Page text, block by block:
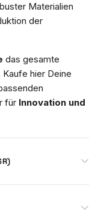
Materialien
der
das gesamte
Kaufe hier Deine
für Innovation und